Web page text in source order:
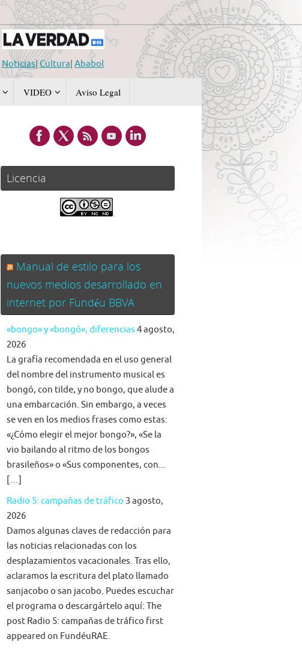
Noticias|Cultura| Ababol
VIDEO Aviso Legal
Licencia
.
Manual de estilo para los
nuevos medios desarrollado en
internet por Fundéu BBVA
«bongo» y «bongó», diferencias 4 agosto,
2026
La grafía recomendada en el uso general
del nombre del instrumento musical es
bongó, con tilde, y no bongo, que alude a
una embarcación. Sin embargo, a veces
se ven en los medios frases como estas:
«¿Cómo elegir el mejor bongo?», «Se la
vio bailando al ritmo de los bongos
brasileños» o «Sus componentes, con...
[…]
Radio 5: campañas de tráfico 3 agosto,
2026
Damos algunas claves de redacción para
las noticias relacionadas con los
desplazamientos vacacionales. Tras ello,
aclaramos la escritura del plato llamado
sanjacobo o san jacobo. Puedes escuchar
el programa o descargártelo aquí: The
post Radio 5: campañas de tráfico first
appeared on FundéuRAE.